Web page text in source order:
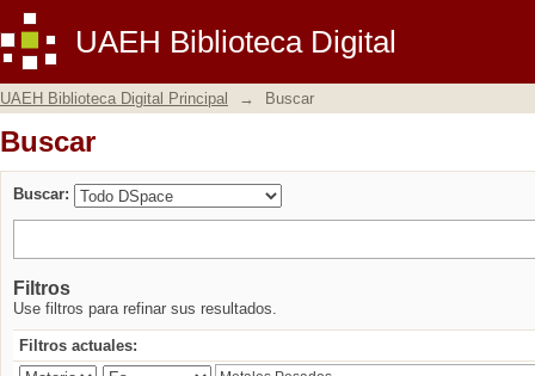
UAEH Biblioteca Digital
Buscar
UAEH Biblioteca Digital Principal → Buscar
Buscar
Buscar:
Filtros
Use filtros para refinar sus resultados.
Filtros actuales: